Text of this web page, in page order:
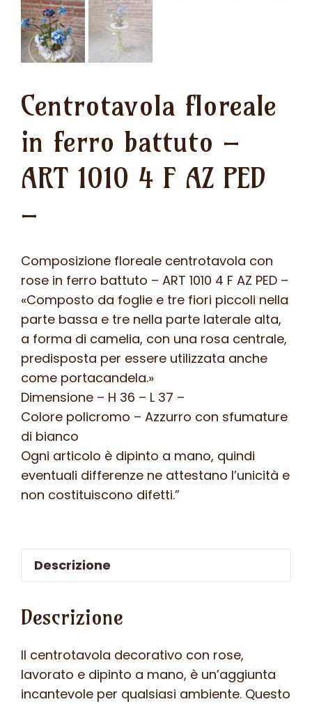
Centrotavola floreale
in ferro battuto –
ART 1010 4 F AZ PED
–
Composizione floreale centrotavola con
rose in ferro battuto – ART 1010 4 F AZ PED –
«Composto da foglie e tre fiori piccoli nella
parte bassa e tre nella parte laterale alta,
a forma di camelia, con una rosa centrale,
predisposta per essere utilizzata anche
come portacandela.»
Dimensione – H 36 – L 37 –
Colore policromo – Azzurro con sfumature
di bianco
Ogni articolo è dipinto a mano, quindi
eventuali differenze ne attestano l’unicità e
non costituiscono difetti.”
Descrizione
Descrizione
Il centrotavola decorativo con rose,
lavorato e dipinto a mano, è un’aggiunta
incantevole per qualsiasi ambiente. Questo